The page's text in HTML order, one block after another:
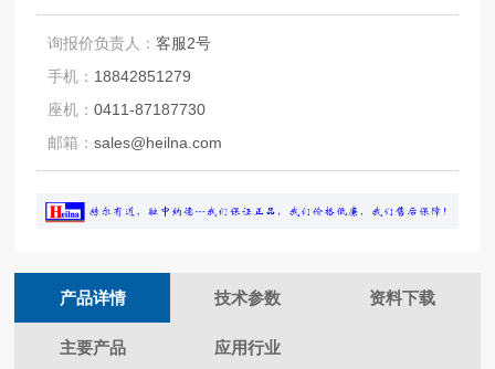
询报价负责人：客服2号
手机： 18842851279
座机：0411-87187730
邮箱：sales@heilna.com
产品详情 技术参数 资料下载
主要产品 应用行业